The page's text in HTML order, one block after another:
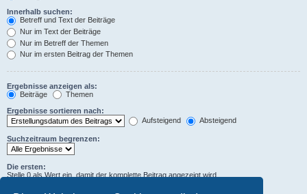
Innerhalb suchen:
Betreff und Text der Beiträge
Nur im Text der Beiträge
Nur im Betreff der Themen
Nur im ersten Beitrag der Themen
Ergebnisse anzeigen als:
Beiträge
Themen
Ergebnisse sortieren nach:
Aufsteigend
Absteigend
Suchzeitraum begrenzen:
Die ersten:
Stelle 0 als Wert ein, damit der komplette Beitrag angezeigt wird.